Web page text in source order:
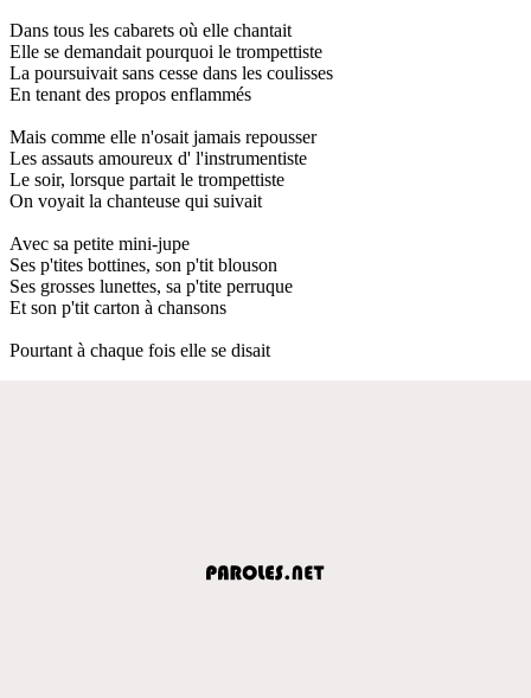
Dans tous les cabarets où elle chantait
Elle se demandait pourquoi le trompettiste
La poursuivait sans cesse dans les coulisses
En tenant des propos enflammés
Mais comme elle n'osait jamais repousser
Les assauts amoureux d' l'instrumentiste
Le soir, lorsque partait le trompettiste
On voyait la chanteuse qui suivait
Avec sa petite mini-jupe
Ses p'tites bottines, son p'tit blouson
Ses grosses lunettes, sa p'tite perruque
Et son p'tit carton à chansons
Pourtant à chaque fois elle se disait